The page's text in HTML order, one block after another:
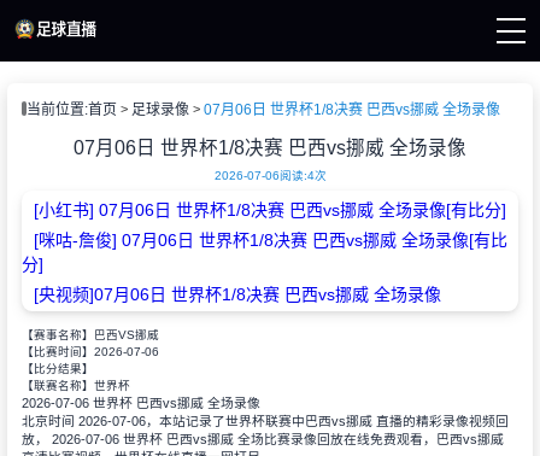
直播
当前位置:首页 足球录像 07月06日 世界杯1/8决赛 巴西vs挪威 全场录像
07月06日 世界杯1/8决赛 巴西vs挪威 全场录像
2026-07-06阅读:4次
[小红书] 07月06日 世界杯1/8决赛 巴西vs挪威 全场录像[有比分]
[咪咕-詹俊] 07月06日 世界杯1/8决赛 巴西vs挪威 全场录像[有比
分]
[央视频]07月06日 世界杯1/8决赛 巴西vs挪威 全场录像
【赛事名称】 巴西VS挪威
【比赛时间】 2026-07-06
【比分结果】
【联赛名称】 世界杯
2026-07-06 世界杯 巴西vs挪威 全场录像
北京时间 2026-07-06，本站记录了世界杯联赛中巴西vs挪威 直播的精彩录像视频回
放， 2026-07-06 世界杯 巴西vs挪威 全场比赛录像回放在线免费观看，巴西vs挪威